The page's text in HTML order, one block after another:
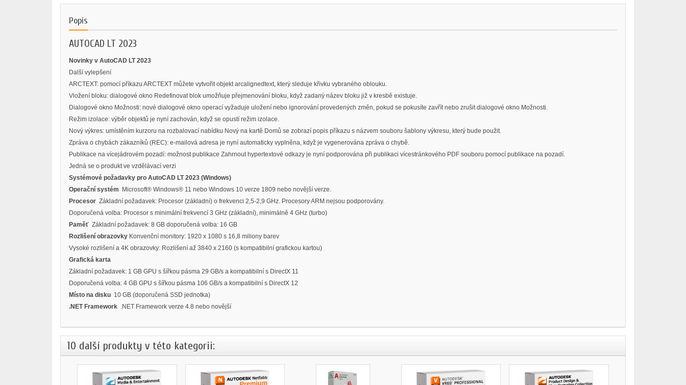
Popis
AUTOCAD LT 2023
Novinky v AutoCAD LT 2023
Další vylepšení
ARCTEXT: pomocí příkazu ARCTEXT můžete vytvořit objekt arcalignedtext, který sleduje křivku vybraného oblouku.
Vložení bloku: dialogové okno Redefinovat blok umožňuje přejmenování bloku, když zadaný název bloku již v kresbě existuje.
Dialogové okno Možnosti: nové dialogové okno operací vyžaduje uložení nebo ignorování provedených změn, pokud se pokusíte zavřít nebo zrušit dialogové okno Možnosti.
Režim izolace: výběr objektů je nyní zachován, když se opustí režim izolace.
Nový výkres: umístěním kurzoru na rozbalovací nabídku Nový na kartě Domů se zobrazí popis příkazu s názvem souboru šablony výkresu, který bude použit.
Zpráva o chybách zákazníků (REC): e-mailová adresa je nyní automaticky vyplněna, když je vygenerována zpráva o chybě.
Publikace na vícejádrovém pozadí: možnost publikace Zahrnout hypertextové odkazy je nyní podporována při publikaci vícestránkového PDF souboru pomocí publikace na pozadí.
Jedná se o produkt ve vzdělávací verzi
Systémové požadavky pro AutoCAD LT 2023 (Windows)
Operační systém
Microsoft® Windows® 11 nebo Windows 10 verze 1809 nebo novější verze.
Procesor Základní požadavek: Procesor (základní) o frekvenci 2,5-2,9 GHz. Procesory ARM nejsou podporovány.
Doporučená volba: Procesor s minimální frekvencí 3 GHz (základní), minimálně 4 GHz (turbo)
Paměť Základní požadavek: 8 GB doporučená volba: 16 GB
Rozlišení obrazovky Konvenční monitory: 1920 x 1080 s 16,8 miliony barev
Vysoké rozlišení a 4K obrazovky: Rozlišení až 3840 x 2160 (s kompatibilní grafickou kartou)
Grafická karta
Základní požadavek: 1 GB GPU s šířkou pásma 29 GB/s a kompatibilní s DirectX 11
Doporučená volba: 4 GB GPU s šířkou pásma 106 GB/s a kompatibilní s DirectX 12
Místo na disku 10 GB (doporučená SSD jednotka)
.NET Framework .NET Framework verze 4.8 nebo novější
10 další produkty v této kategorii: